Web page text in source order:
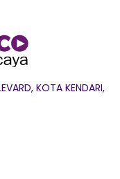
KOTA KENDARI,